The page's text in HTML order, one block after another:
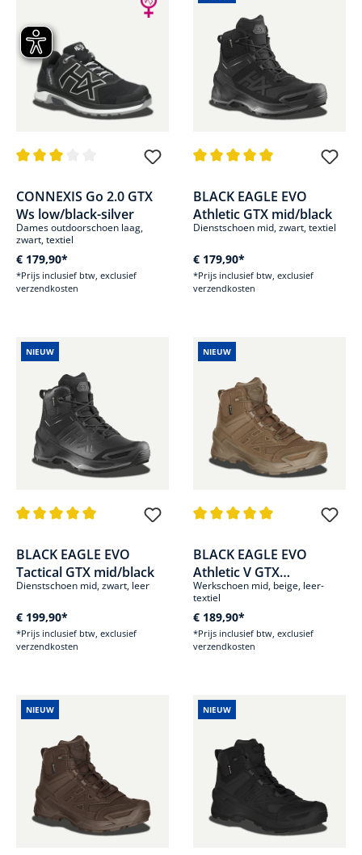
CONNEXIS Go 2.0 GTX
Ws low/black-silver
Dames outdoorschoen laag,
zwart, textiel
€ 179,90*
*Prijs inclusief btw, exclusief
verzendkosten
BLACK EAGLE EVO
Athletic GTX mid/black
Dienstschoen mid, zwart, textiel
€ 179,90*
*Prijs inclusief btw, exclusief
verzendkosten
NIEUW
BLACK EAGLE EVO
Tactical GTX mid/black
Dienstschoen mid, zwart, leer
€ 199,90*
*Prijs inclusief btw, exclusief
verzendkosten
NIEUW
BLACK EAGLE EVO
Athletic V GTX
mid/coyote
Werkschoen mid, beige, leer-
textiel
€ 189,90*
*Prijs inclusief btw, exclusief
verzendkosten
NIEUW NIEUW